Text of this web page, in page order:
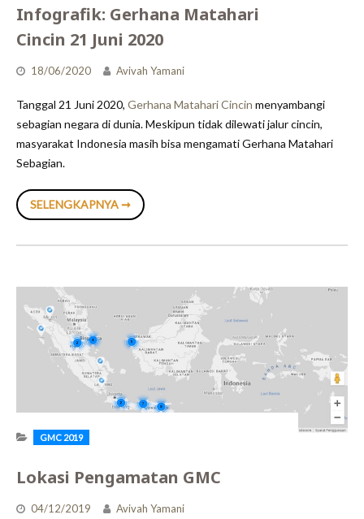
Infografik: Gerhana Matahari
Cincin 21 Juni 2020
18/06/2020 Avivah Yamani
Tanggal 21 Juni 2020, Gerhana Matahari Cincin menyambangi
sebagian negara di dunia. Meskipun tidak dilewati jalur cincin,
masyarakat Indonesia masih bisa mengamati Gerhana Matahari
Sebagian.
SELENGKAPNYA ➞INFOGRAFIK:
GERHANA
21
GMC 2019
Lokasi Pengamatan GMC
04/12/2019 Avivah Yamani